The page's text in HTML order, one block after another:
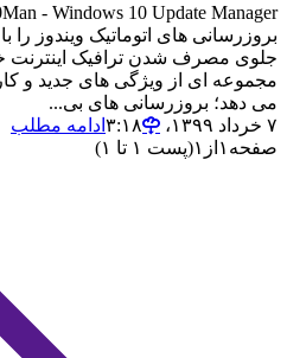
بروزرسانی های اتوماتیک ویندوز را
مجموعه ای از ویژگی های جدید و
می دهد؛ بروزرسانی های بی...
۷ خرداد ۱۳۹۹،‏ ۳:۱۸
ادامه مطلب
صفحه ۱ از ۱(پست ۱ تا ۱)